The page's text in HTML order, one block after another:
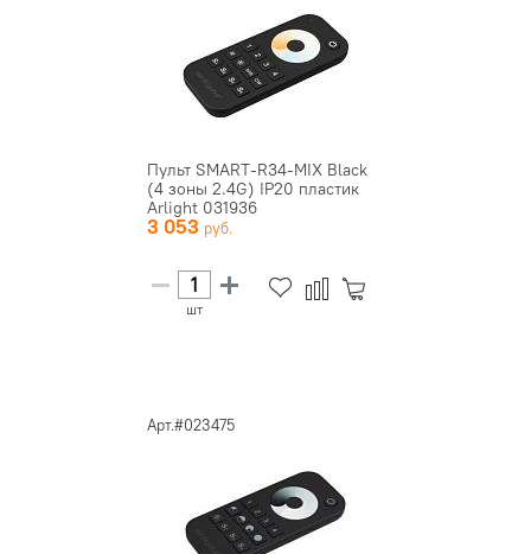
Пульт SMART-R34-MIX Black
(4 зоны 2.4G) IP20 пластик
Arlight 031936
3 053
шт
Арт.#023475